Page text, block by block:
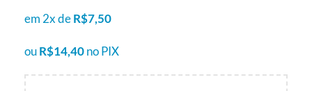
em 2x deR$7,50
ouR$14,40no PIX